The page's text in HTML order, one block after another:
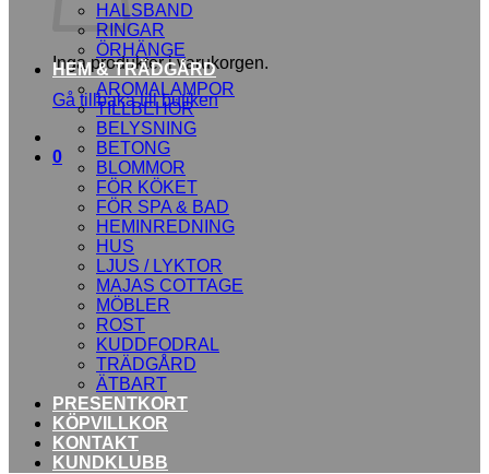
Inga produkter i varukorgen.
Gå tillbaka till butiken
0
HALSBAND
RINGAR
ÖRHÄNGE
HEM & TRÄDGÅRD
AROMALAMPOR
TILLBEHÖR
BELYSNING
BETONG
BLOMMOR
FÖR KÖKET
FÖR SPA & BAD
HEMINREDNING
HUS
LJUS / LYKTOR
MAJAS COTTAGE
MÖBLER
ROST
KUDDFODRAL
TRÄDGÅRD
ÄTBART
PRESENTKORT
KÖPVILLKOR
KONTAKT
KUNDKLUBB